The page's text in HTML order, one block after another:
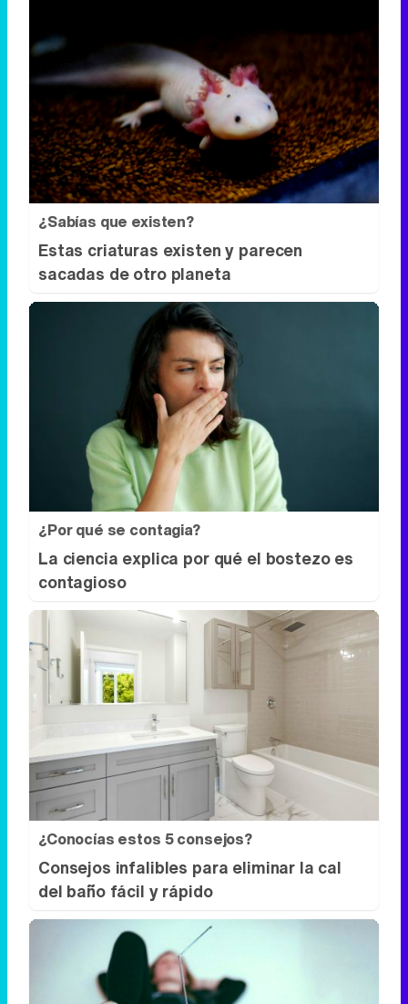
¿Sabías que existen?
Estas criaturas existen y parecen
sacadas de otro planeta
¿Por qué se contagia?
La ciencia explica por qué el bostezo es
contagioso
¿Conocías estos 5 consejos?
Consejos infalibles para eliminar la cal
del baño fácil y rápido